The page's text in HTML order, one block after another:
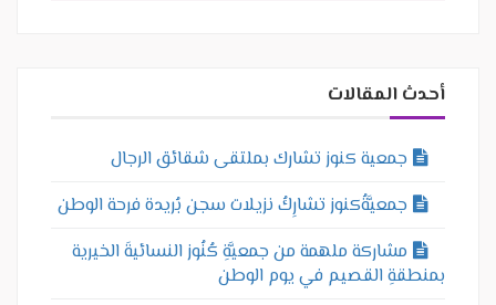
أحدث المقالات
جمعية كنوز تشارك بملتقى شقائق الرجال
جمعيَّةُكنوز تشارِكُ نزيلات سجن بُريدة فرحة الوطن
مشاركة ملهمة من جمعيَّةِ كُنُوز النسائيةَ الخيرية
بمنطقةِ القصيم في يوم الوطن